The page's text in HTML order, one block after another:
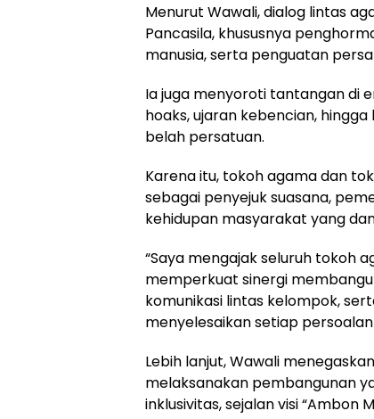
Menurut Wawali, dialog lintas
Pancasila, khususnya
manusia, serta penguatan
Ia juga menyoroti tantangan di
hoaks, ujaran kebencian,
belah persatuan.
Karena itu, tokoh agama dan
sebagai penyejuk suasana,
kehidupan masyarakat yang
“Saya mengajak seluruh tokoh
memperkuat sinergi
komunikasi lintas kelompok,
menyelesaikan setiap
Lebih lanjut, Wawali
melaksanakan pembangunan
inklusivitas, sejalan visi “Ambon